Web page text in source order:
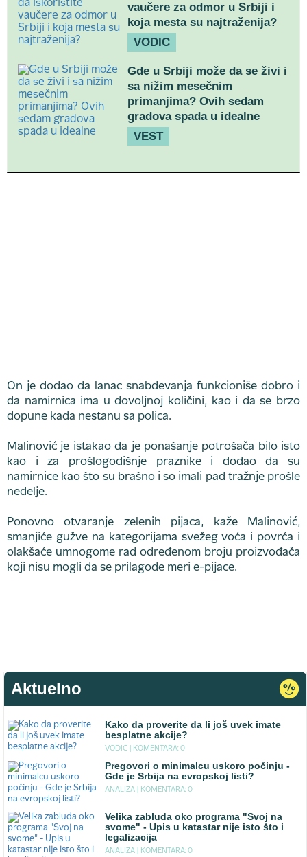
vaučere za odmor u Srbiji i
koja mesta su najtraženija?
VODIC
Gde u Srbiji može da se živi i
sa nižim mesečnim
primanjima? Ovih sedam
gradova spada u idealne
VEST
On je dodao da lanac snabdevanja funkcioniše dobro i
da namirnica ima u dovoljnoj količini, kao i da se brzo
dopune kada nestanu sa polica.
Malinović je istakao da je ponašanje potrošača bilo isto
kao i za prošlogodišnje praznike i dodao da su
namirnice kao što su brašno i so imali pad tražnje prošle
nedelje.
Ponovno otvaranje zelenih pijaca, kaže Malinović,
smanjiće gužve na kategorijama svežeg voća i povrća i
olakšaće umnogome rad određenom broju proizvođača
koji nisu mogli da se prilagode meri e-pijace.
Aktuelno
Kako da proverite da li još uvek imate
besplatne akcije?
VODIC | KOMENTARA: 0
Pregovori o minimalcu uskoro počinju -
Gde je Srbija na evropskoj listi?
ANALIZA | KOMENTARA: 0
Velika zabluda oko programa "Svoj na
svome" - Upis u katastar nije isto što i
legalizacija
ANALIZA | KOMENTARA: 0